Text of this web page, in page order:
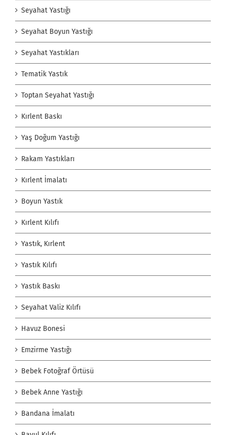
Seyahat Yastığı
Seyahat Boyun Yastığı
Seyahat Yastıkları
Tematik Yastık
Toptan Seyahat Yastığı
Kırlent Baskı
Yaş Doğum Yastığı
Rakam Yastıkları
Kırlent İmalatı
Boyun Yastık
Kırlent Kılıfı
Yastık, Kırlent
Yastık Kılıfı
Yastık Baskı
Seyahat Valiz Kılıfı
Havuz Bonesi
Emzirme Yastığı
Bebek Fotoğraf Örtüsü
Bebek Anne Yastığı
Bandana İmalatı